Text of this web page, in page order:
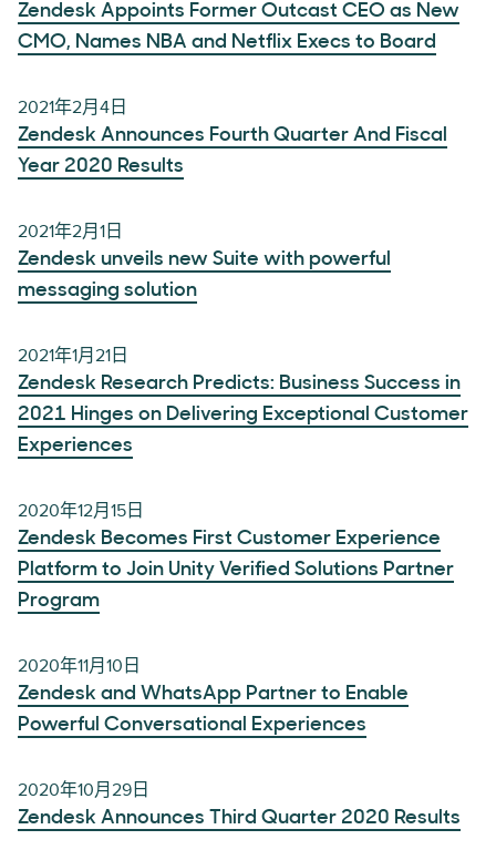
Zendesk Appoints Former Outcast CEO as New
CMO, Names NBA and Netflix Execs to Board
2021年2月4日
Zendesk Announces Fourth Quarter And Fiscal
Year 2020 Results
2021年2月1日
Zendesk unveils new Suite with powerful
messaging solution
2021年1月21日
Zendesk Research Predicts: Business Success in
2021 Hinges on Delivering Exceptional Customer
Experiences
2020年12月15日
Zendesk Becomes First Customer Experience
Platform to Join Unity Verified Solutions Partner
Program
2020年11月10日
Zendesk and WhatsApp Partner to Enable
Powerful Conversational Experiences
2020年10月29日
Zendesk Announces Third Quarter 2020 Results